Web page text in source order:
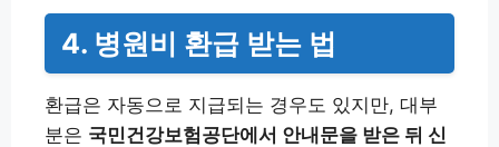
4. 병원비 환급 받는 법
환급은 자동으로 지급되는 경우도 있지만, 대부
분은 국민건강보험공단에서 안내문을 받은 뒤 신